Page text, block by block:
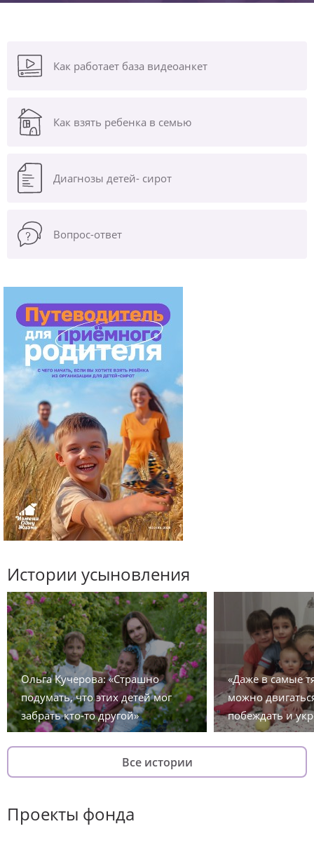
Как работает база видеоанкет
Как взять ребенка в семью
Диагнозы детей- сирот
Вопрос-ответ
Истории усыновления
Ольга Кучерова: «Страшно
подумать, что этих детей мог
забрать кто-то другой»
«Даже в самые
можно
побеждать и
Все истории
Проекты фонда